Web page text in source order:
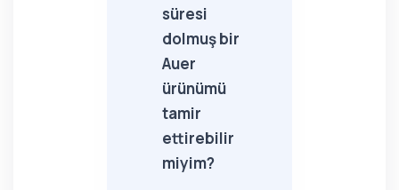
süresi
dolmuş bir
Auer
ürünümü
tamir
ettirebilir
miyim?